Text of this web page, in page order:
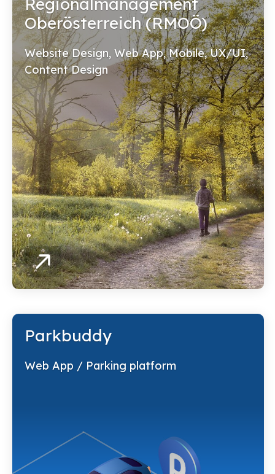
Oberösterreich (RMOÖ)
Website Design, Web App, Mobile, UX/UI,
Content Design
Parkbuddy
Web App / Parking platform